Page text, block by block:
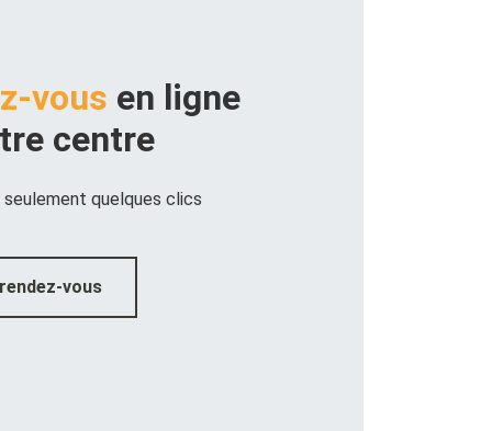
vous en ligne
centre
quelques clics
vous